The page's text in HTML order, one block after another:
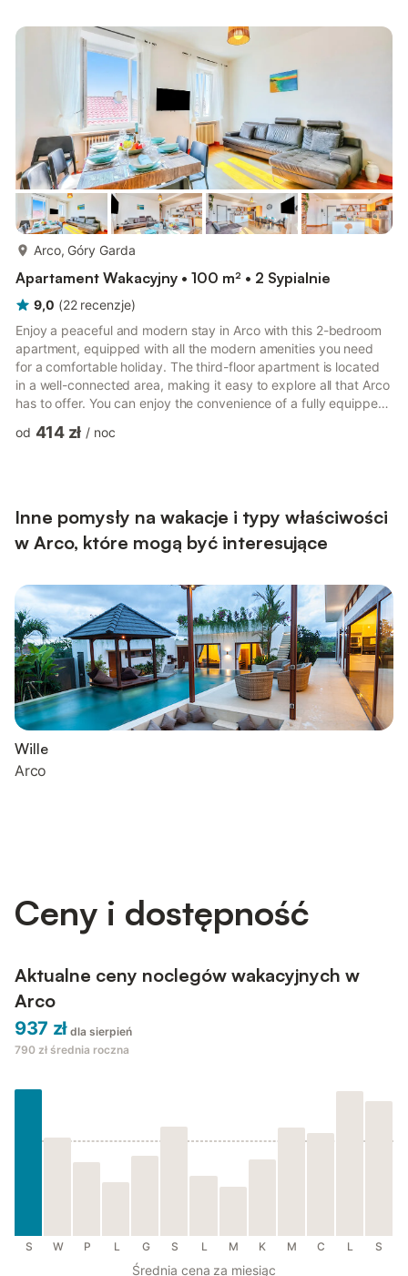
conditioning, for year-round enjoyment. A contemporary-fitted
kitchen diner invites guests to kick back ...
Arco, Góry Garda
Apartament Wakacyjny • 100 m² • 2 Sypialnie
9,0 (22 recenzje)
Enjoy a peaceful and modern stay in Arco with this 2-bedroom
apartment, equipped with all the modern amenities you need
for a comfortable holiday. The third-floor apartment is located
in a well-connected area, making it easy to explore all that Arco
has to offer. You can enjoy the convenience of a fully equipped
coffee maker, fridge, and toaster, perfect for preparing your
od 414 zł / noc
Inne pomysły na wakacje i typy właściwości
w Arco, które mogą być interesujące
Wille
Arco
Ceny i dostępność
Aktualne ceny noclegów wakacyjnych w
Arco
937 zł dla sierpień
790 zł średnia roczna
S W P L G S L M K M C L S
Średnia cena za miesiąc